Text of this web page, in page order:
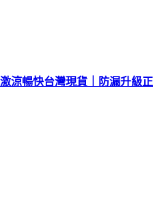
涼暢快台灣現貨｜防漏升級正